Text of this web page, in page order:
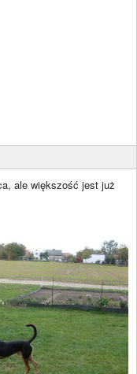
ale większość jest już